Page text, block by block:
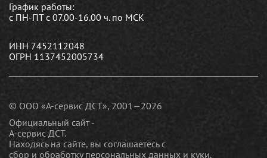
График работы:
с ПН-ПТ с 07.00-16.00 ч. по МСК
ИНН 7452112048
ОГРН 1137452005734
© ООО «А-сервис ДСТ», 2001—2026
Официальный сайт -
А-сервис ДСТ.
Находясь на сайте, вы соглашаетесь c
сбор и обработку персональных данных и куки.